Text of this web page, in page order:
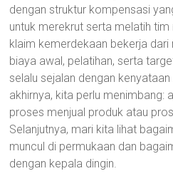
dengan struktur kompensasi
untuk merekrut serta melatih
klaim kemerdekaan bekerja dari
biaya awal, pelatihan, serta
selalu sejalan dengan
akhirnya, kita perlu menimbang:
proses menjual produk atau
Selanjutnya, mari kita lihat
muncul di permukaan dan
dengan kepala dingin.